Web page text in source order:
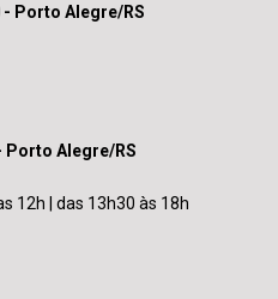
- Porto Alegre/RS
Porto Alegre/RS
12h | das 13h30 às 18h